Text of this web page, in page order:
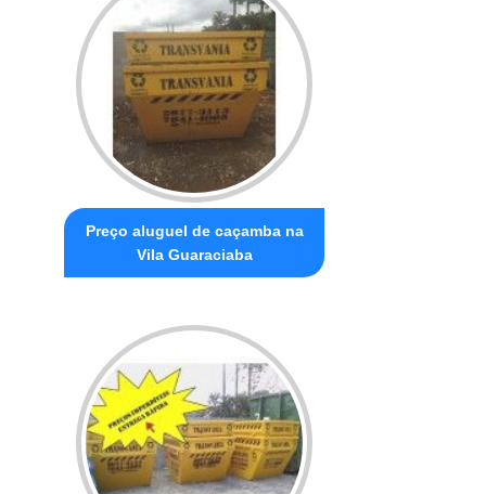
Preço aluguel de caçamba na
Vila Guaraciaba